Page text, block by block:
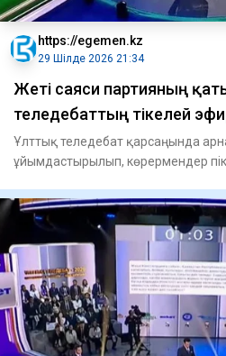
https://egemen.kz
29 Шілде 2026 21:34
️Жеті саяси партияның
теледебаттың тікелей
Ұлттық теледебат қарсаңында
ұйымдастырылып, көрермендер